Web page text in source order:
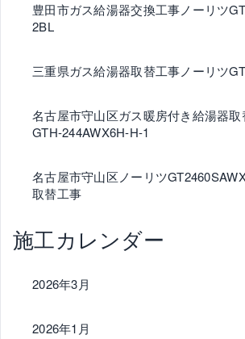
豊田市ガス給湯器交換工事ノーリツ
2BL
三重県ガス給湯器取替工事ノーリツ
名古屋市守山区ガス暖房付き給湯器
GTH-244AWX6H-H-1
名古屋市守山区ノーリツ
取替工事
施工カレンダー
2026年3月
2026年1月